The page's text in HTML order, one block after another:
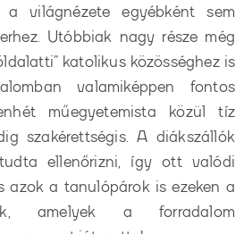
a világnézete egyébként sem
Utóbbiak nagy része még
katolikus közösséghez is
valamiképpen fontos
műegyetemista közül tíz
szakérettségis. A diákszállók
ellenőrizni, így ott valódi
azok a tanulópárok is ezeken a
amelyek a forradalom